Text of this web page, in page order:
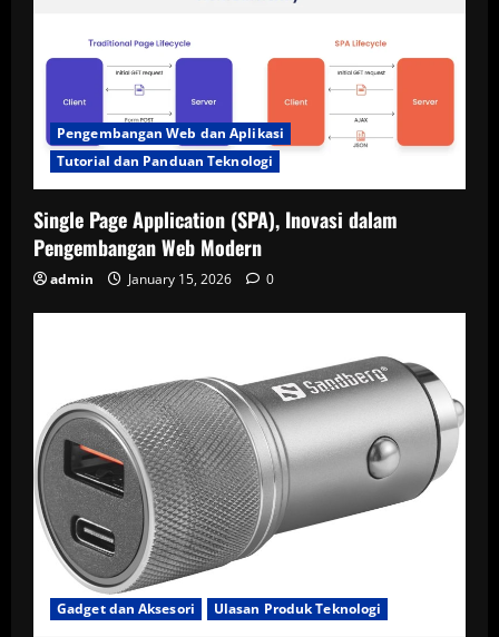
Pengembangan Web dan Aplikasi
Tutorial dan Panduan Teknologi
Single Page Application (SPA), Inovasi dalam
Pengembangan Web Modern
admin January 15, 2026 0
Gadget dan Aksesori Ulasan Produk Teknologi